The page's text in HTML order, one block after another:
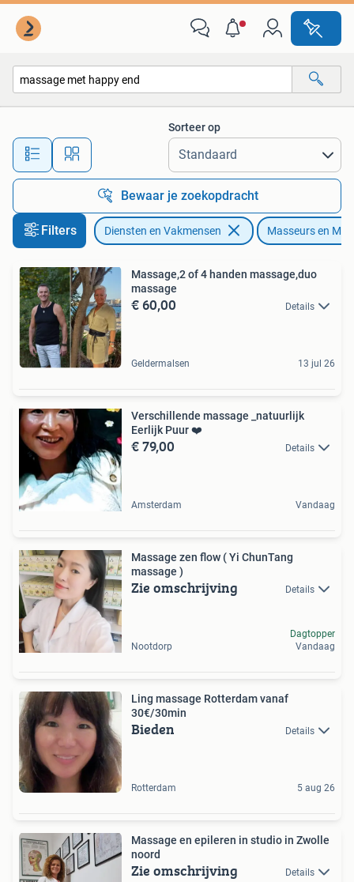
Alle afstanden…
Sorteer op
Bewaar je zoekopdracht
Filters Diensten en Vakmensen Masseurs en
Massage,2 of 4 handen massage,duo
massage
€ 60,00 Details
Geldermalsen 13 jul 26
Verschillende massage _natuurlijk
Eerlijk Puur ❤️
€ 79,00 Details
Amsterdam Vandaag
Massage zen flow ( Yi ChunTang
massage )
Zie omschrijving Details
Nootdorp
Dagtopper
Vandaag
Ling massage Rotterdam vanaf
30€/30min
Bieden Details
Rotterdam 5 aug 26
Massage en epileren in studio in Zwolle
noord
Zie omschrijving Details